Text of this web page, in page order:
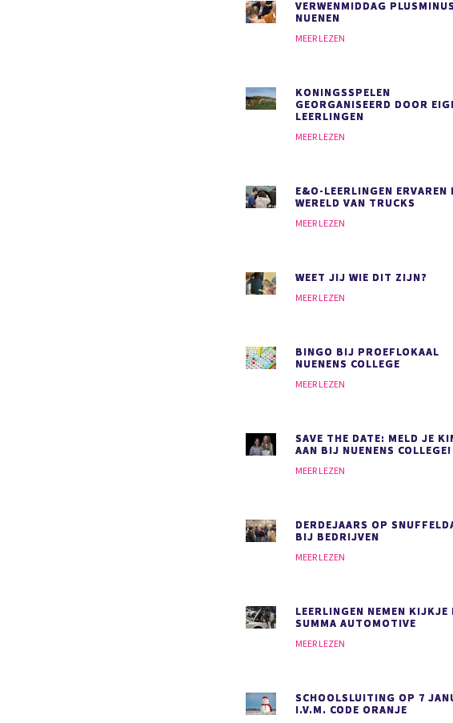
VERWENMIDDAG PLUSMINUS
NUENEN
MEER LEZEN
KONINGSSPELEN
GEORGANISEERD DOOR
LEERLINGEN
MEER LEZEN
E&O-LEERLINGEN ERVAREN
WERELD VAN TRUCKS
MEER LEZEN
WEET JIJ WIE DIT ZIJN?
MEER LEZEN
BINGO BIJ PROEFLOKAAL
NUENENS COLLEGE
MEER LEZEN
SAVE THE DATE: MELD JE
AAN BIJ NUENENS COLLEGE!
MEER LEZEN
DERDEJAARS OP
BIJ BEDRIJVEN
MEER LEZEN
LEERLINGEN NEMEN KIJKJE
SUMMA AUTOMOTIVE
MEER LEZEN
SCHOOLSLUITING OP 7
I.V.M. CODE ORANJE